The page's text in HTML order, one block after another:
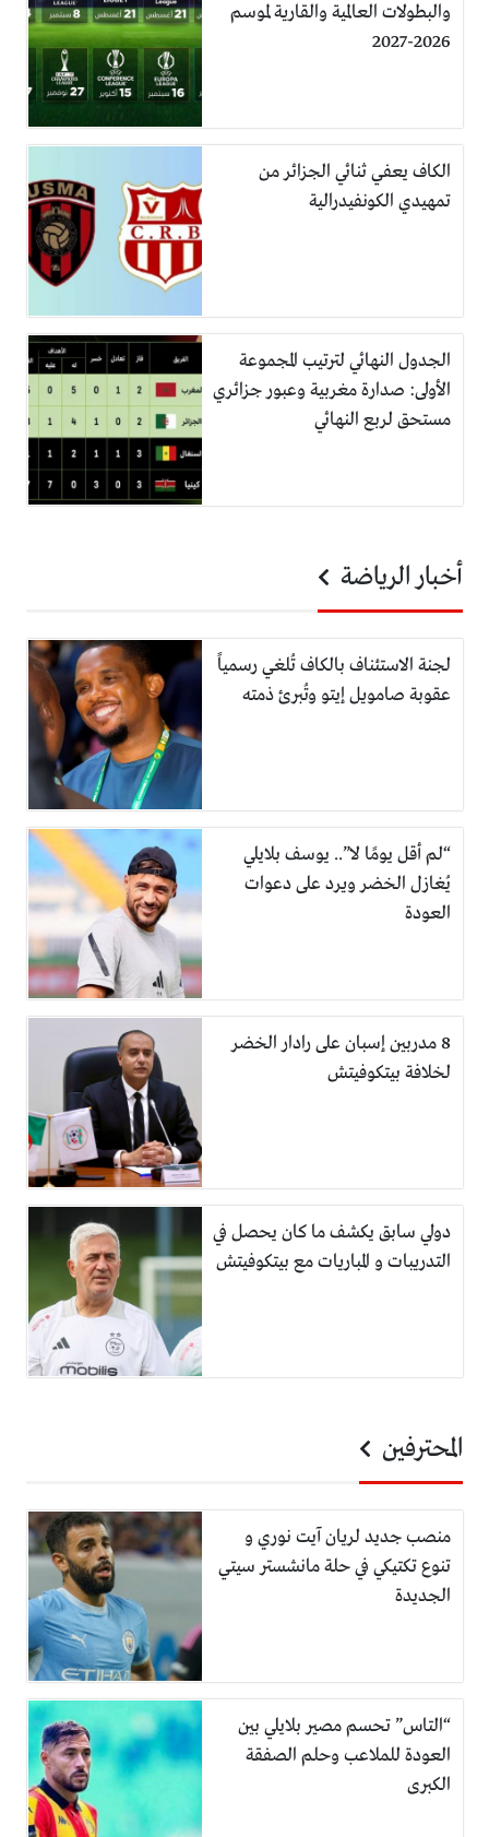
والبطولات العالمية والقارية لموسم
2026-2027
الكاف يعفي ثنائي الجزائر من
تمهيدي الكونفيدرالية
الجدول النهائي لترتيب المجموعة
الأولى: صدارة مغربية وعبور جزائري
مستحق لربع النهائي
أخبار الرياضة
لجنة الاستئناف بالكاف تُلغي رسمياً
عقوبة صامويل إيتو وتُبرئ ذمته
“لم أقل يومًا لا”.. يوسف بلايلي
يُغازل الخضر ويرد على دعوات
العودة
8 مدربين إسبان على رادار الخضر
لخلافة بيتكوفيتش
دولي سابق يكشف ما كان يحصل في
التدريبات و المباريات مع بيتكوفيتش
المحترفين
منصب جديد لريان آيت نوري و
تنوع تكتيكي في حلة مانشستر سيتي
الجديدة
“التاس” تحسم مصير بلايلي بين
العودة للملاعب وحلم الصفقة
الكبرى